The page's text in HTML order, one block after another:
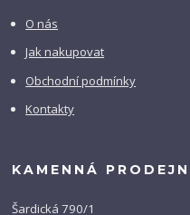
O nás
Jak nakupovat
Obchodní podmínky
Kontakty
KAMENNÁ
Šardická 790/1